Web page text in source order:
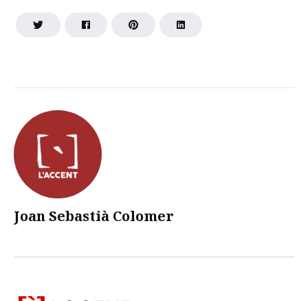
Joan Sebastià Colomer